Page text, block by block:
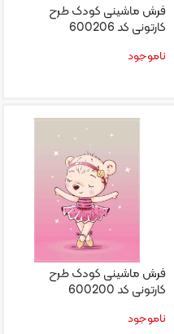
فرش ماشینی کودک طرح
کارتونی کد 600206
ناموجود
فرش ماشینی کودک طرح
کارتونی کد 600200
ناموجود